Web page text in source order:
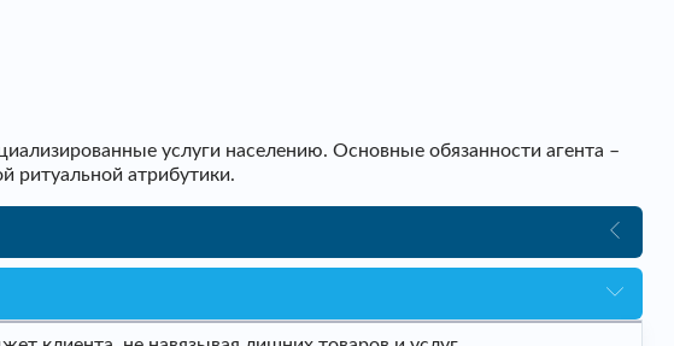
услуги населению. Основные обязанности агента –
ритуальной атрибутики.